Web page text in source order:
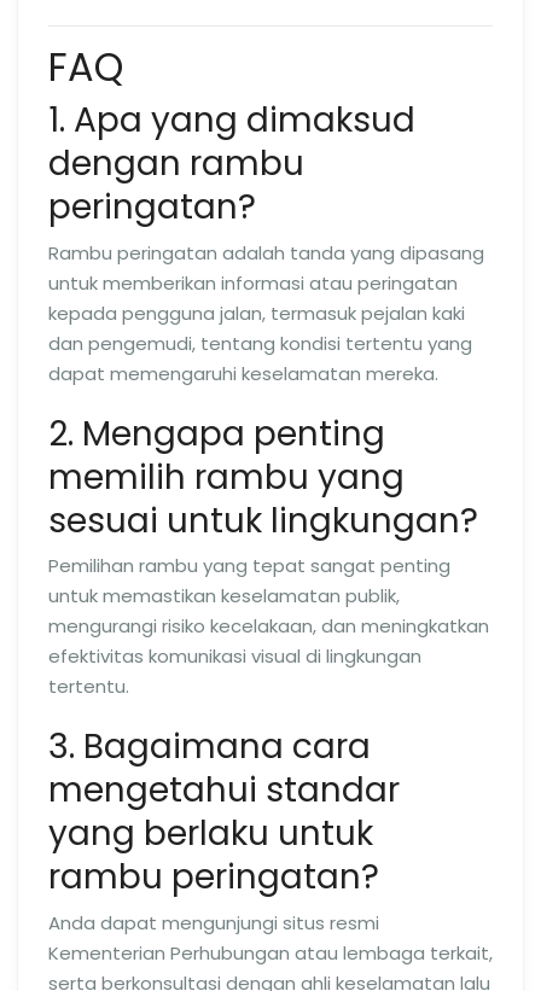
FAQ
1. Apa yang dimaksud
dengan rambu
peringatan?
Rambu peringatan adalah tanda yang dipasang
untuk memberikan informasi atau peringatan
kepada pengguna jalan, termasuk pejalan kaki
dan pengemudi, tentang kondisi tertentu yang
dapat memengaruhi keselamatan mereka.
2. Mengapa penting
memilih rambu yang
sesuai untuk lingkungan?
Pemilihan rambu yang tepat sangat penting
untuk memastikan keselamatan publik,
mengurangi risiko kecelakaan, dan meningkatkan
efektivitas komunikasi visual di lingkungan
tertentu.
3. Bagaimana cara
mengetahui standar
yang berlaku untuk
rambu peringatan?
Anda dapat mengunjungi situs resmi
Kementerian Perhubungan atau lembaga terkait,
serta berkonsultasi dengan ahli keselamatan lalu